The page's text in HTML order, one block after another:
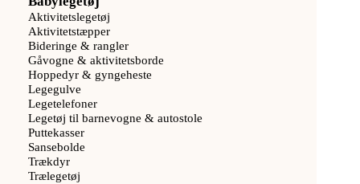
Aktivitetslegetøj
Aktivitetstæpper
Bideringe & rangler
Gåvogne & aktivitetsborde
Hoppedyr & gyngeheste
Legegulve
Legetelefoner
Legetøj til barnevogne & autostole
Puttekasser
Sansebolde
Trækdyr
Trælegetøj